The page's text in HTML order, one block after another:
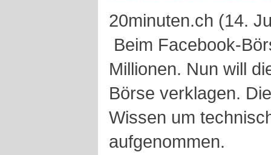
20minuten.ch (14.
Beim Facebook-
Millionen. Nun will
Börse verklagen.
Wissen um
aufgenommen.